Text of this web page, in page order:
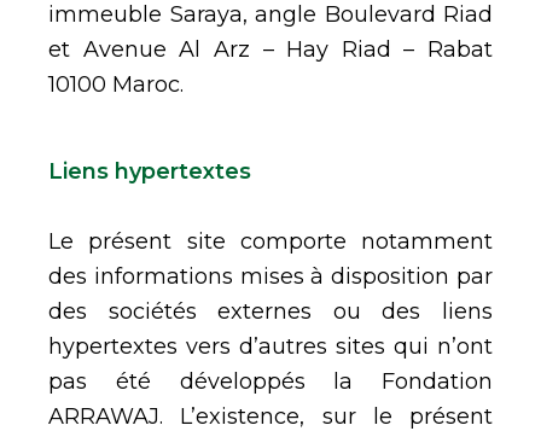
immeuble Saraya, angle Boulevard Riad
et Avenue Al Arz – Hay Riad – Rabat
10100 Maroc.
Liens hypertextes
Le présent site comporte notamment
des informations mises à disposition par
des sociétés externes ou des liens
hypertextes vers d’autres sites qui n’ont
pas été développés la Fondation
ARRAWAJ. L’existence, sur le présent